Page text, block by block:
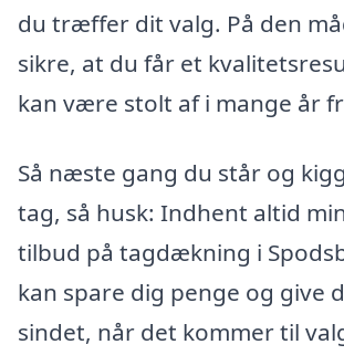
du træffer dit valg. På den
sikre, at du får et
kan være stolt af i mange år
Så næste gang du står og
tag, så husk: Indhent altid
tilbud på tagdækning i
kan spare dig penge og give
sindet, når det kommer til